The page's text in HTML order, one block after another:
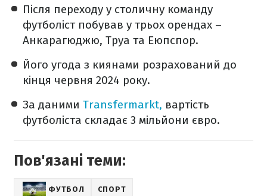
Після переходу у столичну команду
футболіст побував у трьох орендах –
Анкарагюджю, Труа та Еюпспор.
Його угода з киянами розрахований до
кінця червня 2024 року.
За даними Transfermarkt, вартість
футболіста складає 3 мільйони євро.
Пов'язані теми:
ФУТБОЛ СПОРТ